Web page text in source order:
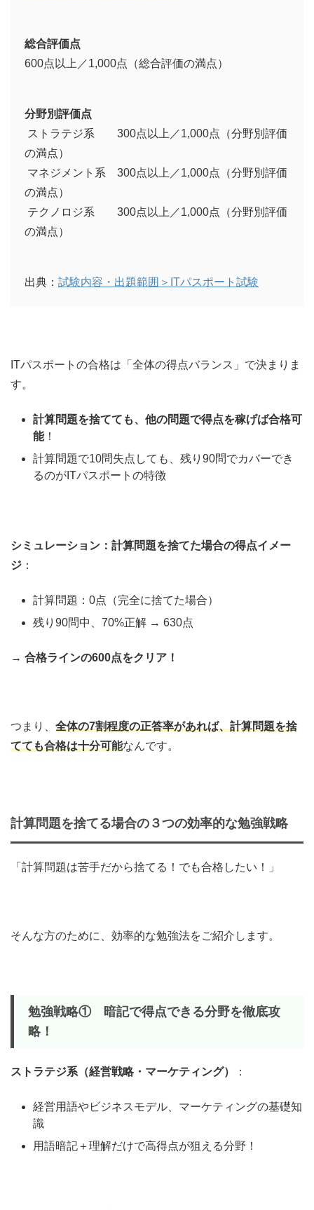
総合評価点
600点以上／1,000点（総合評価の満点）
分野別評価点
ストラテジ系 300点以上／1,000点（分野別評価
の満点）
マネジメント系 300点以上／1,000点（分野別評価
の満点）
テクノロジ系 300点以上／1,000点（分野別評価
の満点）
出典： 試験内容・出題範囲＞ITパスポート試験
ITパスポートの合格は「全体の得点バランス」で決まりま
す。
計算問題を捨てても、他の問題で得点を稼げば合格可
能！
計算問題で10問失点しても、残り90問でカバーでき
るのがITパスポートの特徴
シミュレーション：計算問題を捨てた場合の得点イメー
ジ ：
計算問題：0点（完全に捨てた場合）
残り90問中、70%正解 → 630点
→ 合格ラインの600点をクリア！
つまり、 全体の7割程度の正答率があれば、計算問題を捨
てても合格は十分可能なんです。
計算問題を捨てる場合の３つの効率的な勉強戦略
「計算問題は苦手だから捨てる！でも合格したい！」
そんな方のために、効率的な勉強法をご紹介します。
勉強戦略①
暗記で得点できる分野を徹底攻
略！
ストラテジ系（経営戦略・マーケティング） ：
経営用語やビジネスモデル、マーケティングの基礎知
識
用語暗記＋理解だけで高得点が狙える分野！